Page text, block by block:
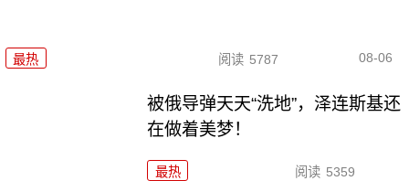
最热 阅读 5787 08-06
被俄导弹天天“洗地”，泽连斯基还
在做着美梦！
最热 阅读 5359